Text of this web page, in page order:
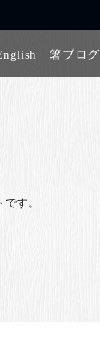
箸ブログ
す。